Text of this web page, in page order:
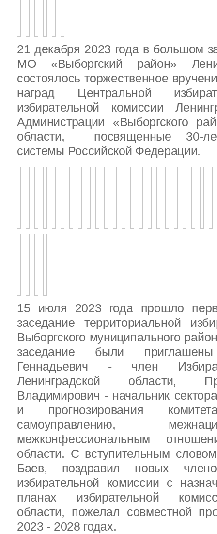
21 декабря 2023 года в большом
МО «Выборгский район»
состоялось торжественное
наград Центральной
избирательной комиссии
Администрации «Выборгского
области, посвященные 30-
системы Российской Федерации.
15 июля 2023 года прошло
заседание территориальной
Выборгского муниципального
заседание были
Геннадьевич - член
Ленинградской области,
Владимирович - начальник
и прогнозирования
самоуправлению,
межконфессиональным
области. С вступительным
Баев, поздравил новых
избирательной комиссии с
планах избирательной
области, пожелал совместной
2023 - 2028 годах.